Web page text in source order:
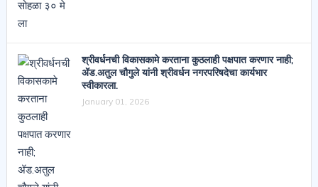
श्रीवर्धनची विकासकामे करताना कुठलाही पक्षपात करणार नाही;
ॲड.अतुल चौगुले यांनी श्रीवर्धन नगरपरिषदेचा कार्यभार
स्वीकारला.
January 01, 2026